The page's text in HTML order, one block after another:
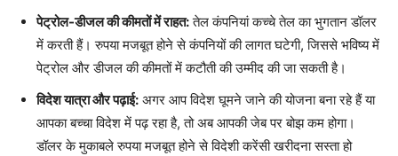
पेट्रोल-डीजल की कीमतों में राहत:तेल कंपनियां कच्चे तेल का भुगतान डॉलर
में करती हैं। रुपया मजबूत होने से कंपनियों की लागत घटेगी, जिससे भविष्य में
पेट्रोल और डीजल की कीमतों में कटौती की उम्मीद की जा सकती है।
विदेश यात्रा और पढ़ाई: अगर आप विदेश घूमने जाने की योजना बना रहे हैं या
आपका बच्चा विदेश में पढ़ रहा है, तो अब आपकी जेब पर बोझ कम होगा।
डॉलर के मुकाबले रुपया मजबूत होने से विदेशी करेंसी खरीदना सस्ता हो